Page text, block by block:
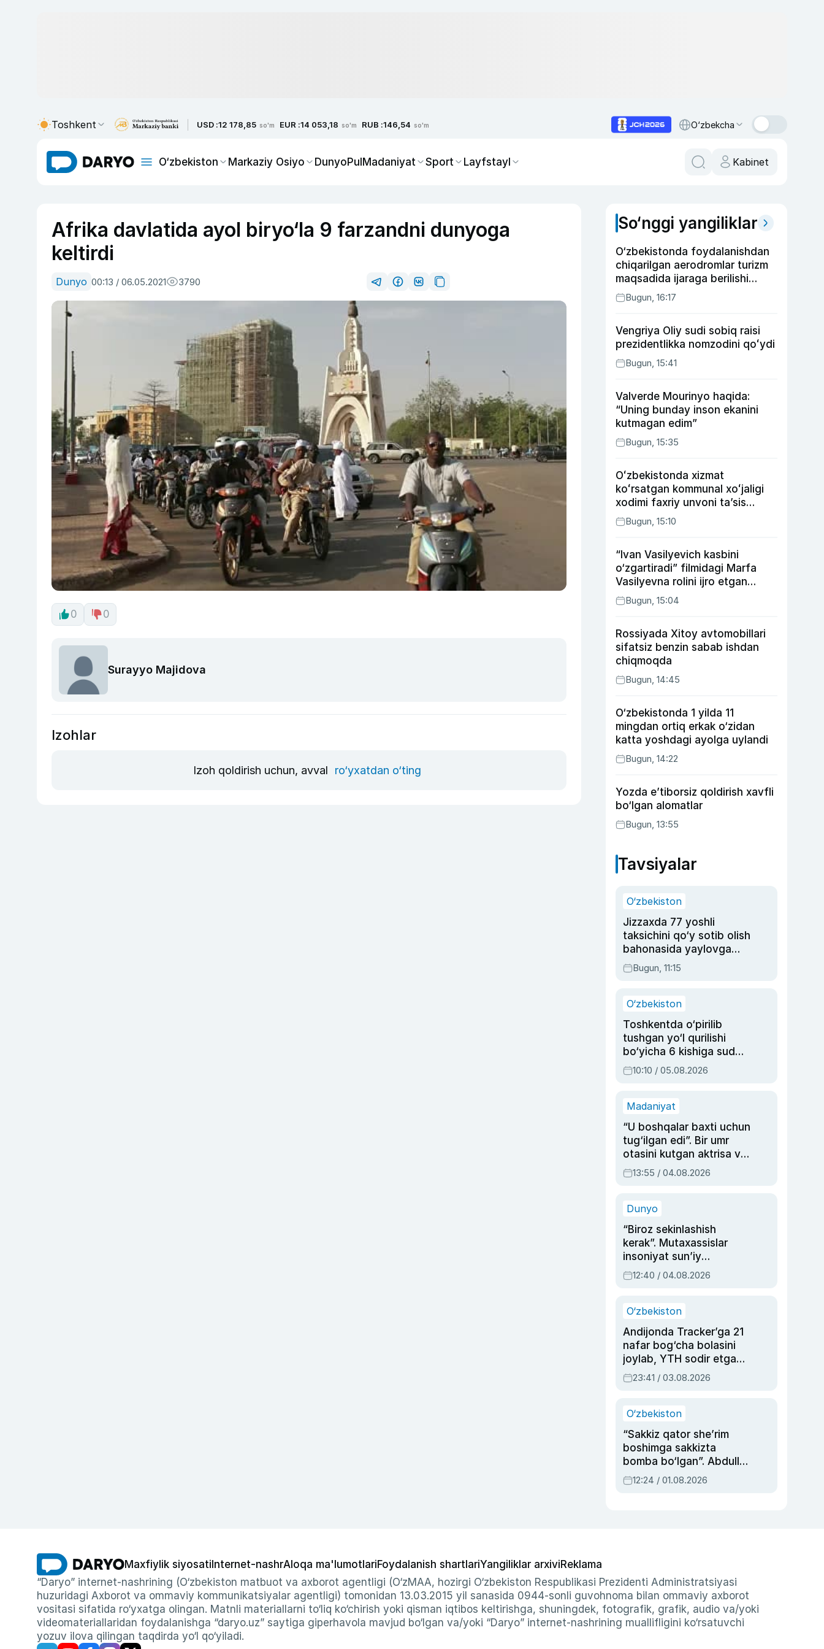
Toshkent USD :12 178,85 so'm EUR :14 053,18 so'm RUB :146,54 so'm O‘zbekcha
O‘zbekiston Markaziy Osiyo DunyoPulMadaniyat Sport Layfstayl Kabinet
Afrika davlatida ayol biryo‘la 9 farzandni dunyoga
keltirdi
Dunyo 00:13 / 06.05.2021 3790
0 0
Surayyo Majidova
Izohlar
Izoh qoldirish uchun, avval ro‘yxatdan o‘ting
So‘nggi yangiliklar
O‘zbekistonda foydalanishdan
chiqarilgan aerodromlar turizm
maqsadida ijaraga berilishi
mumkin
Bugun, 16:17
Vengriya Oliy sudi sobiq raisi
prezidentlikka nomzodini qoʻydi
Bugun, 15:41
Valverde Mourinyo haqida:
“Uning bunday inson ekanini
kutmagan edim”
Bugun, 15:35
Oʻzbekistonda xizmat
koʻrsatgan kommunal xoʻjaligi
xodimi faxriy unvoni taʼsis
etilishi mumkin
Bugun, 15:10
“Ivan Vasilyevich kasbini
o‘zgartiradi” filmidagi Marfa
Vasilyevna rolini ijro etgan
aktrisaning taqdiri qanday
kechdi?
Bugun, 15:04
Rossiyada Xitoy avtomobillari
sifatsiz benzin sabab ishdan
chiqmoqda
Bugun, 14:45
O‘zbekistonda 1 yilda 11
mingdan ortiq erkak o‘zidan
katta yoshdagi ayolga uylandi
Bugun, 14:22
Yozda e’tiborsiz qoldirish xavfli
bo‘lgan alomatlar
Bugun, 13:55
Tavsiyalar
O‘zbekiston
Jizzaxda 77 yoshli
taksichini qo‘y sotib olish
bahonasida yaylovga
olib borib o‘ldirgan yigit
20 yilga qamaldi
Bugun, 11:15
O‘zbekiston
Toshkentda o‘pirilib
tushgan yo‘l qurilishi
bo‘yicha 6 kishiga sud
hukmi o‘qildi
10:10 / 05.08.2026
Madaniyat
“U boshqalar baxti uchun
tug‘ilgan edi”. Bir umr
otasini kutgan aktrisa va
dublyaj ustasi Rimma
Ahmedovaning
13:55 / 04.08.2026
Dunyo
“Biroz sekinlashish
kerak”. Mutaxassislar
insoniyat sun’iy
intellektni boshqara
olmay qolishidan xavotir
12:40 / 04.08.2026
O‘zbekiston
Andijonda Tracker’ga 21
nafar bog‘cha bolasini
joylab, YTH sodir etgan
ayolga sud hukmi o‘qildi
23:41 / 03.08.2026
O‘zbekiston
“Sakkiz qator she’rim
boshimga sakkizta
bomba bo‘lgan”. Abdulla
Oripovni siyosiy
ayblovlardan asrab
12:24 / 01.08.2026
Maxfiylik siyosati Internet-nashrAloqa ma'lumotlariFoydalanish shartlariYangiliklar arxiviReklama
“Daryo” internet-nashrining (O‘zbekiston matbuot va axborot agentligi (O‘zMAA, hozirgi O‘zbekiston Respublikasi Prezidenti Administratsiyasi
huzuridagi Axborot va ommaviy kommunikatsiyalar agentligi) tomonidan 13.03.2015 yil sanasida 0944-sonli guvohnoma bilan ommaviy axborot
vositasi sifatida ro‘yxatga olingan. Matnli materiallarni to‘liq ko‘chirish yoki qisman iqtibos keltirishga, shuningdek, fotografik, grafik, audio va/yoki
videomateriallaridan foydalanishga “daryo.uz” saytiga giperhavola mavjud bo‘lgan va/yoki “Daryo” internet-nashrining muallifligini ko‘rsatuvchi
yozuv ilova qilingan taqdirda yo‘l qo‘yiladi.